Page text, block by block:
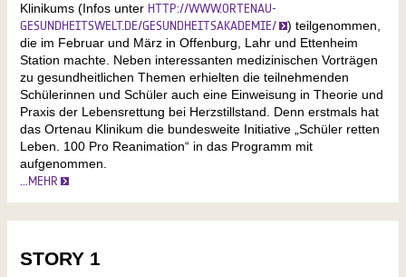
Klinikums (Infos unter HTTP://WWW.ORTENAU-
GESUNDHEITSWELT.DE/GESUNDHEITSAKADEMIE/
) teilgenommen,
die im Februar und März in Offenburg, Lahr und Ettenheim
Station machte. Neben interessanten medizinischen Vorträgen
zu gesundheitlichen Themen erhielten die teilnehmenden
Schülerinnen und Schüler auch eine Einweisung in Theorie und
Praxis der Lebensrettung bei Herzstillstand. Denn erstmals hat
das Ortenau Klinikum die bundesweite Initiative „Schüler retten
Leben. 100 Pro Reanimation“ in das Programm mit
aufgenommen.
…MEHR
STORY 1